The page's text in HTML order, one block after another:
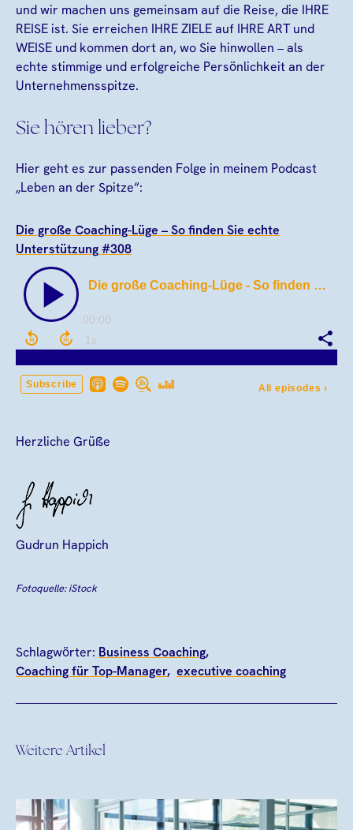
und wir machen uns gemeinsam auf die Reise, die IHRE
REISE ist. Sie erreichen IHRE ZIELE auf IHRE ART und
WEISE und kommen dort an, wo Sie hinwollen – als
echte stimmige und erfolgreiche Persönlichkeit an der
Unternehmensspitze.
Sie hören lieber?
Hier geht es zur passenden Folge in meinem Podcast
„Leben an der Spitze“:
Die große Coaching-Lüge – So finden Sie echte
Unterstützung #308
Herzliche Grüße
Gudrun Happich
Fotoquelle: iStock
Schlagwörter: Business Coaching
Coaching für Top-Manager executive coaching
Weitere Artikel